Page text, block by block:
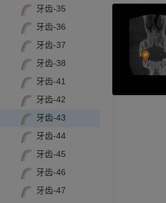
牙齿-35
牙齿-36
牙齿-37
牙齿-38
牙齿-41
牙齿-42
牙齿-43
牙齿-44
牙齿-45
牙齿-46
牙齿-47
下肢MRI
MRI
优质会员
下肢X光照片
放射影像学
免費
下肢血管造影
插画